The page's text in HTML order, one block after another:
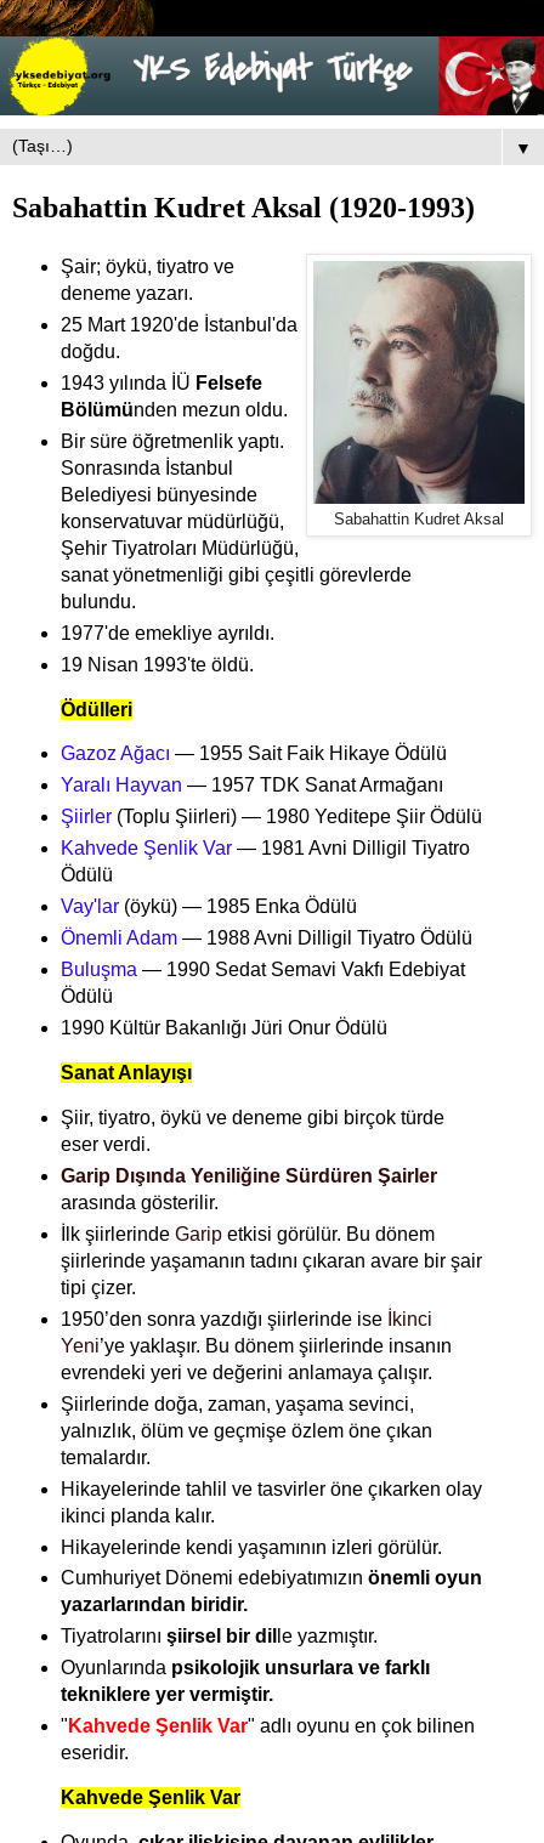
▼
Sabahattin Kudret Aksal (1920-1993)
Sabahattin Kudret Aksal
Şair; öykü, tiyatro ve
deneme yazarı.
25 Mart 1920'de İstanbul'da
doğdu.
1943 yılında İÜ Felsefe
Bölümünden mezun oldu.
Bir süre öğretmenlik yaptı.
Sonrasında İstanbul
Belediyesi bünyesinde
konservatuvar müdürlüğü,
Şehir Tiyatroları Müdürlüğü,
sanat yönetmenliği gibi çeşitli görevlerde
bulundu.
1977'de emekliye ayrıldı.
19 Nisan 1993'te öldü.
Ödülleri
Gazoz Ağacı — 1955 Sait Faik Hikaye Ödülü
Yaralı Hayvan — 1957 TDK Sanat Armağanı
Şiirler(Toplu Şiirleri) — 1980 Yeditepe Şiir Ödülü
Kahvede Şenlik Var— 1981 Avni Dilligil Tiyatro
Ödülü
Vay'lar(öykü) — 1985 Enka Ödülü
Önemli Adam— 1988 Avni Dilligil Tiyatro Ödülü
Buluşma — 1990 Sedat Semavi Vakfı Edebiyat
Ödülü
1990 Kültür Bakanlığı Jüri Onur Ödülü
Sanat Anlayışı
Şiir, tiyatro, öykü ve deneme gibi birçok türde
eser verdi.
Garip Dışında Yeniliğine Sürdüren Şairler
arasında gösterilir.
İlk şiirlerinde Garipetkisi görülür. Bu dönem
şiirlerinde yaşamanın tadını çıkaran avare bir şair
tipi çizer.
1950’den sonra yazdığı şiirlerinde ise İkinci
Yeni’ye yaklaşır. Bu dönem şiirlerinde insanın
evrendeki yeri ve değerini anlamaya çalışır.
Şiirlerinde doğa, zaman, yaşama sevinci,
yalnızlık, ölüm ve geçmişe özlem öne çıkan
temalardır.
Hikayelerinde tahlil ve tasvirler öne çıkarken olay
ikinci planda kalır.
Hikayelerinde kendi yaşamının izleri görülür.
Cumhuriyet Dönemi edebiyatımızın önemli oyun
yazarlarından biridir.
Tiyatrolarını şiirsel bir dil le yazmıştır.
Oyunlarında psikolojik unsurlara ve farklı
tekniklere yer vermiştir.
" Kahvede Şenlik Var" adlı oyunu en çok bilinen
eseridir.
Kahvede Şenlik Var